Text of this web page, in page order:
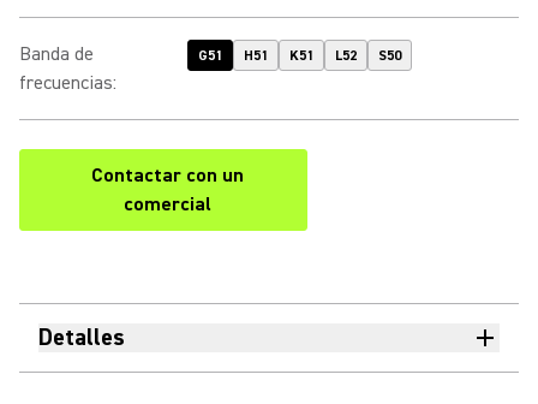
Banda de
frecuencias:
G51 H51 K51 L52 S50
Contactar con un
comercial
Detalles